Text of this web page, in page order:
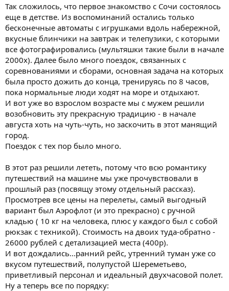
Так сложилось, что первое знакомство с Сочи состоялось
еще в детстве. Из воспоминаний остались только
бесконечные автоматы с игрушками вдоль набережной,
вкусные блинчики на завтрак и телепузики, с которыми
все фотографировались (мультяшки такие были в начале
2000х). Далее было много поездок, связанных с
соревнованиями и сборами, основная задача на которых
была просто дожить до конца, тренируясь по 8 часов,
пока нормальные люди ходят на море и отдыхают.
И вот уже во взрослом возрасте мы с мужем решили
возобновить эту прекрасную традицию - в начале
августа хоть на чуть-чуть, но заскочить в этот манящий
город.
Поездок с тех пор было много.
В этот раз решили лететь, потому что всю романтику
путешествий на машине мы уже прочувствовали в
прошлый раз (посвящу этому отдельный рассказ).
Просмотрев все цены на перелеты, самый выгодный
вариант был Аэрофлот (и это прекрасно) с ручной
кладью ( 10 кг на человека, плюс у каждого был с собой
рюкзак с техникой). Стоимость на двоих туда-обратно -
26000 рублей с детализацией места (400р).
И вот дождались...ранний рейс, утренний туман уже со
вкусом путешествий, полупустой Шереметьево,
приветливый персонал и идеальный двухчасовой полет.
Ну а теперь все по порядку: